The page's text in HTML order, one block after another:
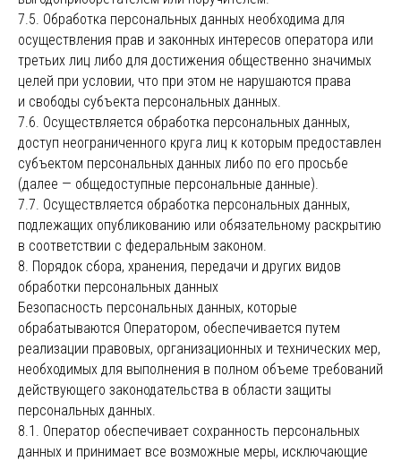
7.5. Обработка персональных данных необходима для
осуществления прав и законных интересов оператора или
третьих лиц либо для достижения общественно значимых
целей при условии, что при этом не нарушаются права
и свободы субъекта персональных данных.
7.6. Осуществляется обработка персональных данных,
доступ неограниченного круга лиц к которым предоставлен
субъектом персональных данных либо по его просьбе
(далее — общедоступные персональные данные).
7.7. Осуществляется обработка персональных данных,
подлежащих опубликованию или обязательному раскрытию
в соответствии с федеральным законом.
8. Порядок сбора, хранения, передачи и других видов
обработки персональных данных
Безопасность персональных данных, которые
обрабатываются Оператором, обеспечивается путем
реализации правовых, организационных и технических мер,
необходимых для выполнения в полном объеме требований
действующего законодательства в области защиты
персональных данных.
8.1. Оператор обеспечивает сохранность персональных
данных и принимает все возможные меры, исключающие
Open Call
Галерея
О проекте
Спецпроекты
Email Социальные сети